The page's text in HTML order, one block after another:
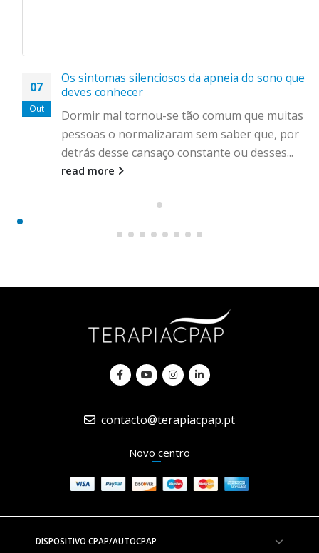
07
Out
Os sintomas silenciosos da apneia do sono que
deves conhecer
Dormir mal tornou-se tão comum que muitas
pessoas o normalizaram sem saber que, por
detrás desse cansaço constante ou desses...
read more
contacto@terapiacpap.pt
Novo centro
DISPOSITIVO CPAP/AUTOCPAP